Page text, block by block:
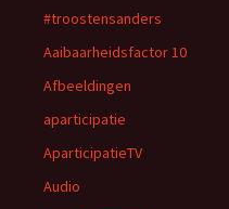
#troostensanders
Aaibaarheidsfactor 10
Afbeeldingen
aparticipatie
AparticipatieTV
Audio